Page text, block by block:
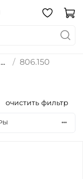
... 806.150
очистить фильтр